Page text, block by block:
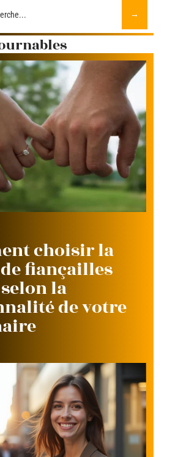
choisir la
fiançailles
la
de votre